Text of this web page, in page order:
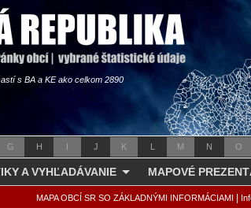
s BA a KE ako celkom 2890
G H I J K L M N O
A VYHĽADÁVANIE MAPOVÉ
MAPA OBCÍ SR SO ZÁKLADNÝMI INFORMÁCIAMI